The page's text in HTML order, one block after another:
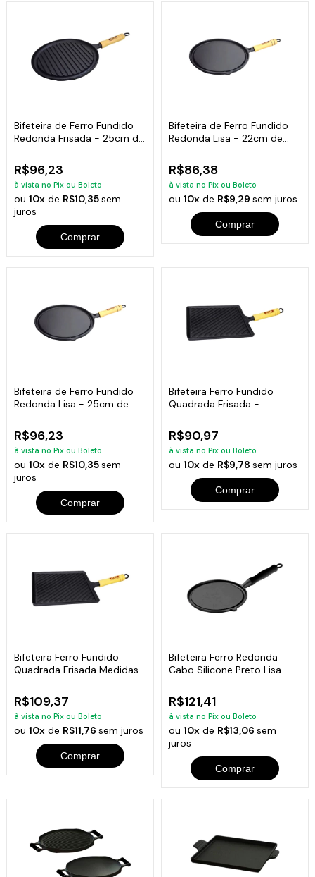
Bifeteira de Ferro Fundido
Redonda Frisada - 25cm de
R$96,23
à vista no Pix ou Boleto
ou10x de R$10,35sem
juros
Comprar
Bifeteira de Ferro Fundido
Redonda Lisa - 22cm de
R$86,38
à vista no Pix ou Boleto
ou 10xde R$9,29 sem juros
Comprar
Bifeteira de Ferro Fundido
Redonda Lisa - 25cm de
R$96,23
à vista no Pix ou Boleto
ou10x de R$10,35sem
juros
Comprar
Bifeteira Ferro Fundido
Quadrada Frisada -
R$90,97
à vista no Pix ou Boleto
ou 10xde R$9,78 sem juros
Comprar
Bifeteira Ferro Fundido
Quadrada Frisada Medidas
R$109,37
à vista no Pix ou Boleto
ou10x de R$11,76sem juros
Comprar
Bifeteira Ferro Redonda
Cabo Silicone Preto Lisa
R$121,41
à vista no Pix ou Boleto
ou 10xde R$13,06 sem
juros
Comprar